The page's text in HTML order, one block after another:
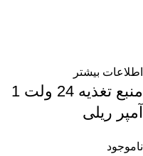
اطلاعات بیشتر
منبع تغذیه 24 ولت 1
آمپر ریلی
ناموجود